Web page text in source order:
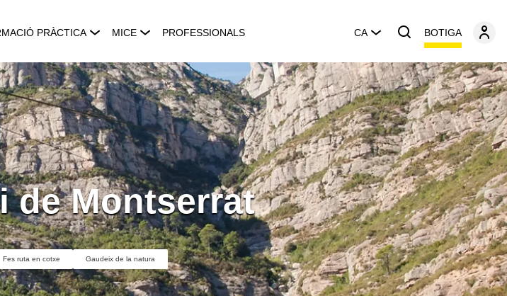
PRÀCTICA MICE PROFESSIONALS CA BOTIGA
de Montserrat
Fes ruta en cotxe Gaudeix de la natura